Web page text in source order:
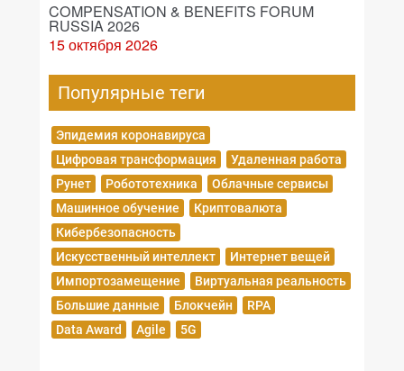
COMPENSATION & BENEFITS FORUM
RUSSIA 2026
15 октября 2026
Популярные теги
Эпидемия коронавируса
Цифровая трансформация
Удаленная работа
Рунет
Робототехника
Облачные сервисы
Машинное обучение
Криптовалюта
Кибербезопасность
Искусственный интеллект
Интернет вещей
Импортозамещение
Виртуальная реальность
Большие данные
Блокчейн
RPA
Data Award
Agile 5G